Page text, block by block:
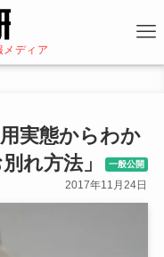
メディア
実態からわか
れ方法」
一般公開
2017年11月24日